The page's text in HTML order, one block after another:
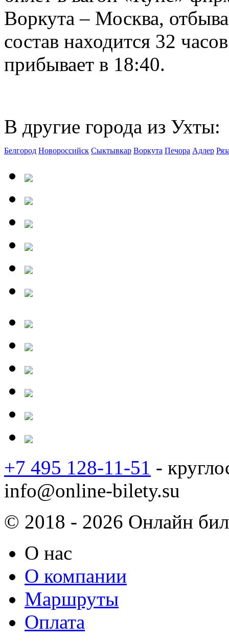
Воркута – Москва,
состав находится 32
прибывает в 18:40.
В другие города из Ухты:
Белгород Новороссийск Сыктывкар Воркута Печора Адлер
+7 495 128-11-51 -
info@online-bilety.su
© 2018 - 2026 Онлайн
О нас
О компании
Маршруты
Оплата